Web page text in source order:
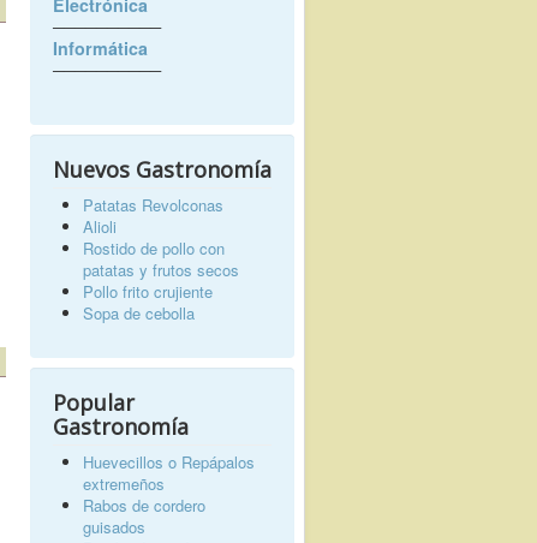
Electrónica
──────────
Informática
──────────
Nuevos Gastronomía
Patatas Revolconas
Alioli
Rostido de pollo con
patatas y frutos secos
Pollo frito crujiente
Sopa de cebolla
Popular
Gastronomía
Huevecillos o Repápalos
extremeños
Rabos de cordero
guisados